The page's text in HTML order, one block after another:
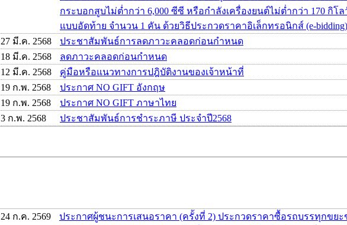
กระบอกสูบไม่ต่ำกว่า 6,000 ซีซี หรือกำลังเครื่องยนต์ไม่ต่ำกว่า 170 กิโ
แบบอัดท้าย จำนวน 1 คัน ด้วยวิธีประกวดราคาอิเล็กทรอนิกส์ (e-bidding)
27 มี.ค. 2568
ประชาสัมพันธ์การลดภาวะคลอดก่อนกำหนด
18 มี.ค. 2568
ลดภาวะคลอดก่อนกำหนด
12 มี.ค. 2568
คู่มือหรือแนวทางการปฎิบัติงานของเจ้าหน้าที่
19 ก.พ. 2568
ประกาศ NO GIFT อังกฤษ
19 ก.พ. 2568
ประกาศ NO GIFT ภาษาไทย
3 ก.พ. 2568
ประชาสัมพันธ์การชำระภาษี ประจำปี2568
24 ก.ค. 2569
ประกาศผู้ชนะการเสนอราคา (ครั้งที่ 2) ประกวดราคาซื้อรถบรรทุกขย